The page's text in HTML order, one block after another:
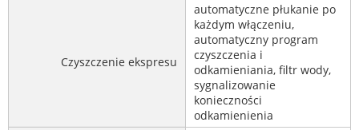
Czyszczenie ekspresu
automatyczne płukanie po
każdym włączeniu,
automatyczny program
czyszczenia i
odkamieniania, filtr wody,
sygnalizowanie
konieczności
odkamienienia